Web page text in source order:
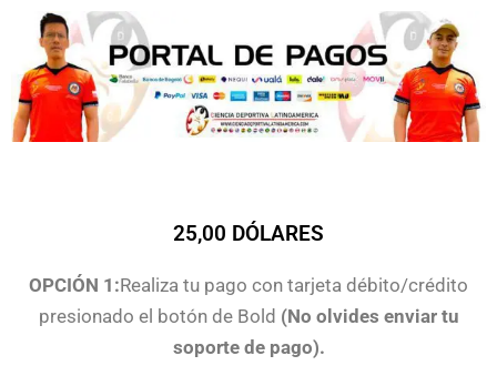
contenido
25,00 DÓLARES
OPCIÓN 1:Realiza tu pago con tarjeta débito/crédito
presionado el botón de Bold (No olvides enviar tu
soporte de pago).